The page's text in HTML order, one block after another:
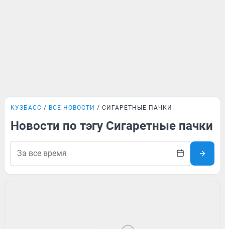
КУЗБАСС ВСЕ НОВОСТИ СИГАРЕТНЫЕ ПАЧКИ
Новости по тэгу Сигаретные пачки